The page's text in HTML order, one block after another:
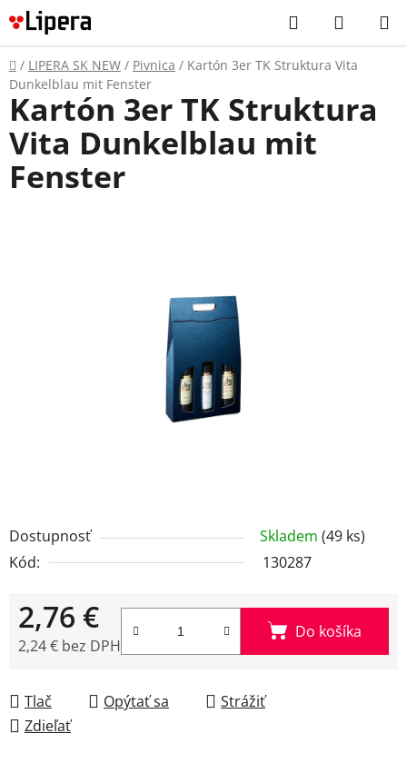
Prejsť
na
obsah
Hľadať
KOŠÍK
Domov
/ LIPERA SK NEW / Pivnica / Kartón 3er TK Struktura Vita
Dunkelblau mit Fenster
Dostupnosť Skladem (49 ks)
Kód:
130287
2,76 €
2,24 € bez DPH
Do košíka
Tlač Opýtať sa
Strážiť
Zdieľať
Kartón 3er TK Struktura
Vita Dunkelblau mit
Fenster